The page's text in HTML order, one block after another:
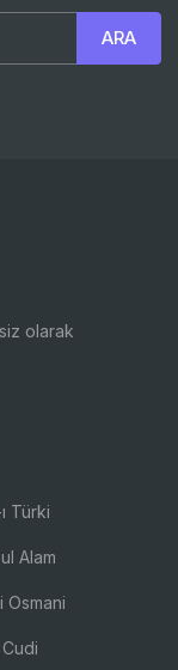
olarak
Türki
Alam
Osmani
Cudi